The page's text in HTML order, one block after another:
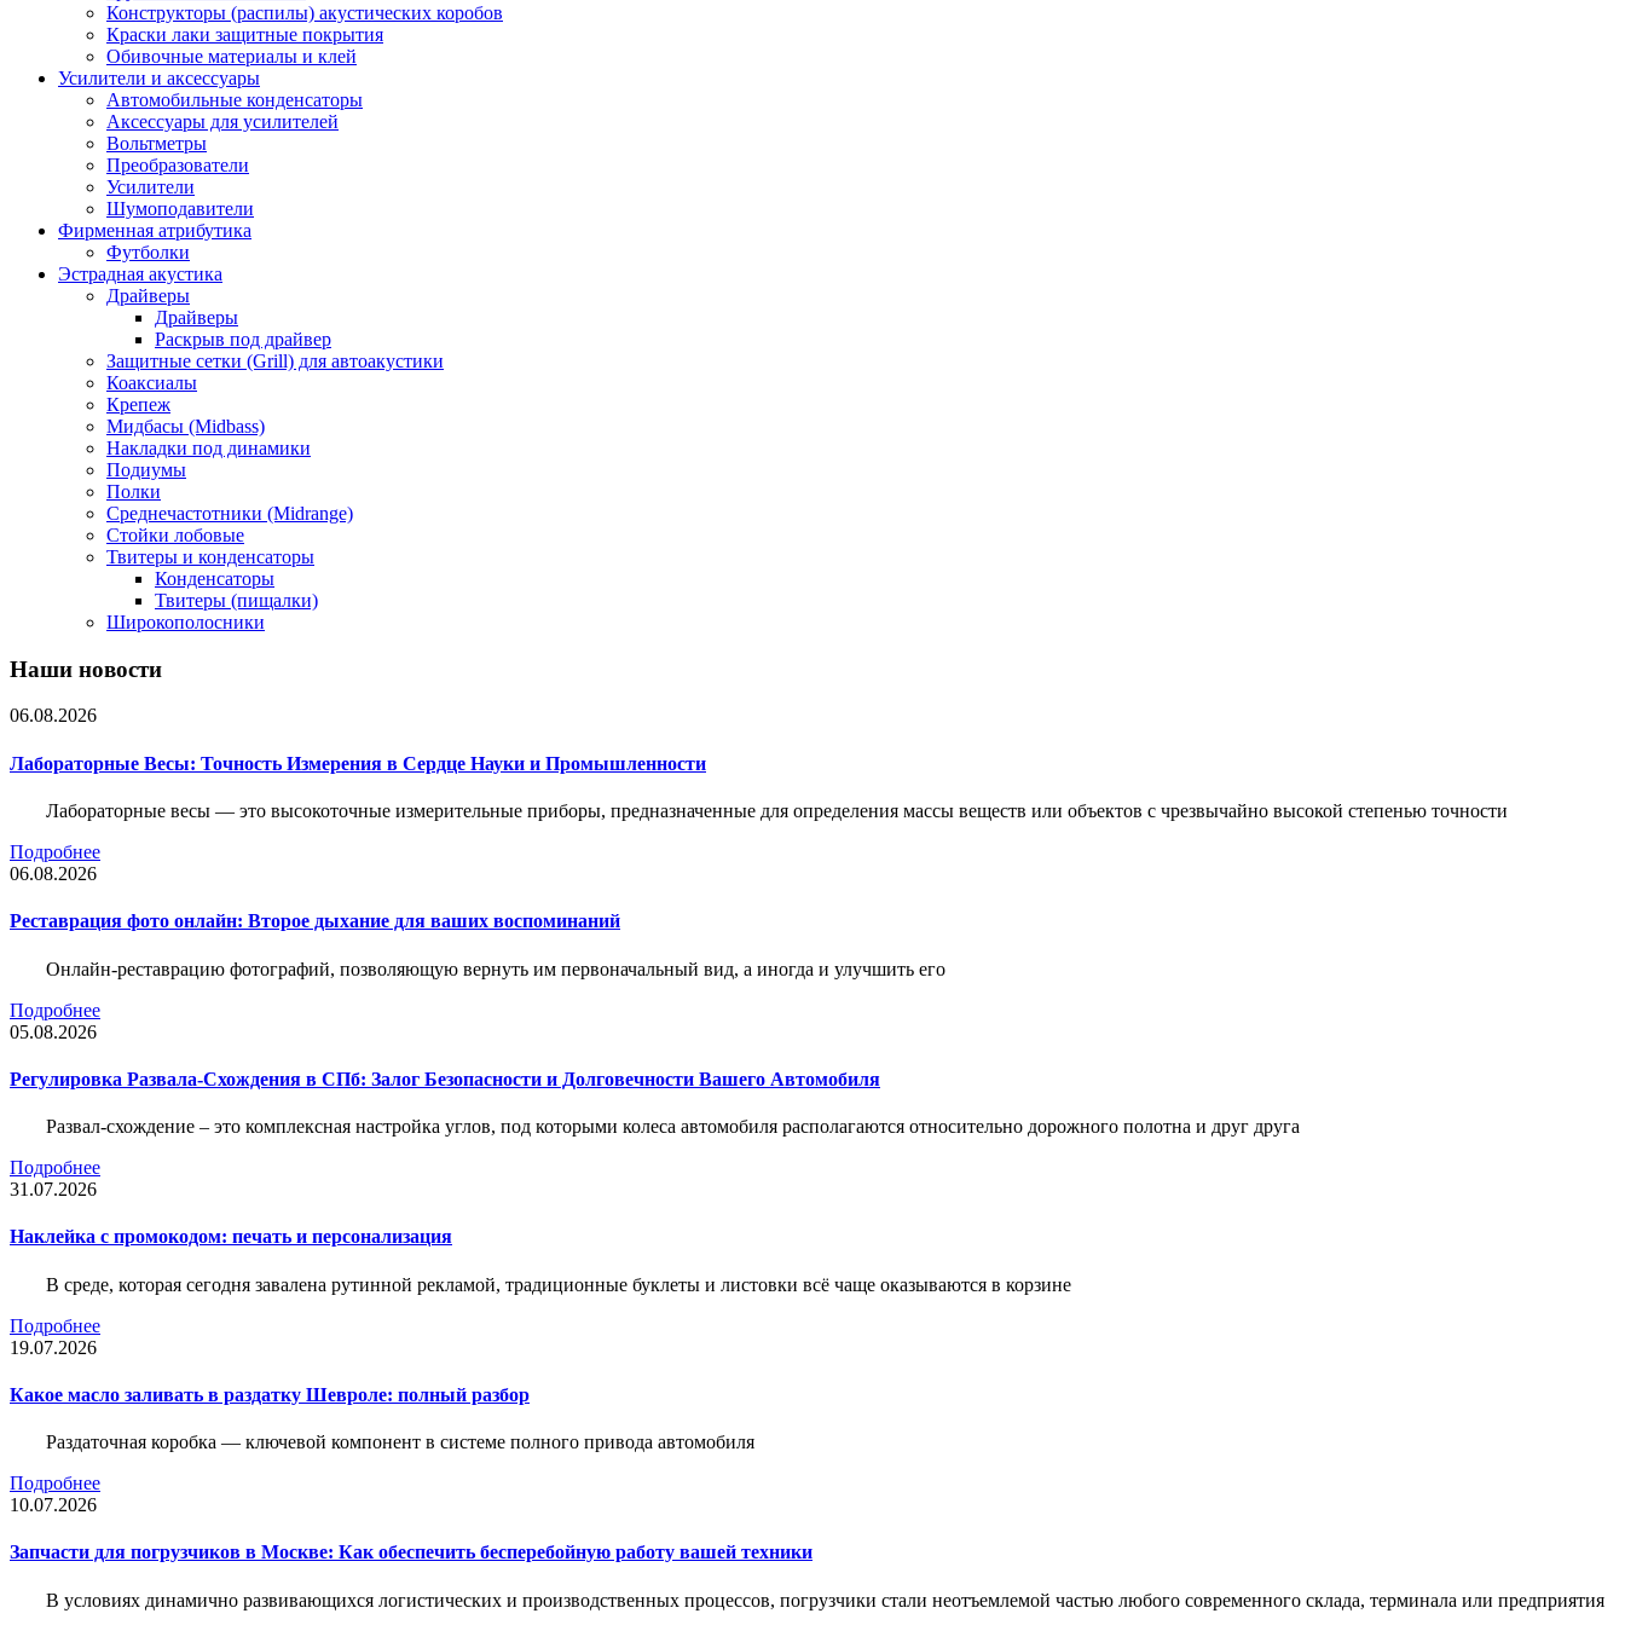
Конструкторы (распилы) акустических коробов
Краски лаки защитные покрытия
Обивочные материалы и клей
Усилители и аксессуары
Автомобильные конденсаторы
Аксессуары для усилителей
Вольтметры
Преобразователи
Усилители
Шумоподавители
Фирменная атрибутика
Футболки
Эстрадная акустика
Драйверы
Драйверы
Раскрыв под драйвер
Защитные сетки (Grill) для автоакустики
Коаксиалы
Крепеж
Мидбасы (Midbass)
Накладки под динамики
Подиумы
Полки
Среднечастотники (Midrange)
Стойки лобовые
Твитеры и конденсаторы
Конденсаторы
Твитеры (пищалки)
Широкополосники
Наши новости
06.08.2026
Лабораторные Весы: Точность Измерения в Сердце Науки и Промышленности
Лабораторные весы — это высокоточные измерительные приборы, предназначенные для определения массы веществ или объектов с чрезвычайно высокой степенью точности
Подробнее
06.08.2026
Реставрация фото онлайн: Второе дыхание для ваших воспоминаний
Онлайн-реставрацию фотографий, позволяющую вернуть им первоначальный вид, а иногда и улучшить его
Подробнее
05.08.2026
Регулировка Развала-Схождения в СПб: Залог Безопасности и Долговечности Вашего Автомобиля
Развал-схождение – это комплексная настройка углов, под которыми колеса автомобиля располагаются относительно дорожного полотна и друг друга
Подробнее
31.07.2026
Наклейка c промокодом: печать и персонализация
В среде, которая сегодня завалена рутинной рекламой, традиционные буклеты и листовки всё чаще оказываются в корзине
Подробнее
19.07.2026
Какое масло заливать в раздатку Шевроле: полный разбор
Раздаточная коробка — ключевой компонент в системе полного привода автомобиля
Подробнее
10.07.2026
Запчасти для погрузчиков в Москве: Как обеспечить бесперебойную работу вашей техники
В условиях динамично развивающихся логистических и производственных процессов, погрузчики стали неотъемлемой частью любого современного склада, терминала или предприятия